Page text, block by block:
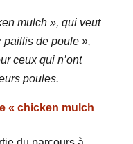
mulch », qui veut
paillis de poule »,
ceux qui n’ont
poules.
« chicken mulch